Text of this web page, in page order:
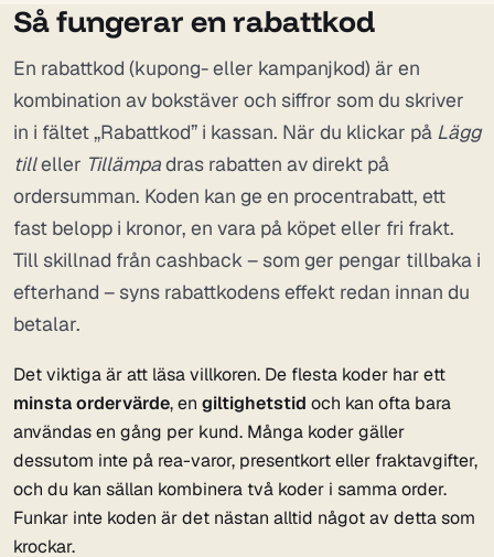
Så fungerar en rabattkod
En rabattkod (kupong- eller kampanjkod) är en
kombination av bokstäver och siffror som du skriver
in i fältet „Rabattkod” i kassan. När du klickar på Lägg
tilleller Tillämpadras rabatten av direkt på
ordersumman. Koden kan ge en procentrabatt, ett
fast belopp i kronor, en vara på köpet eller fri frakt.
Till skillnad från cashback – som ger pengar tillbaka i
efterhand – syns rabattkodens effekt redan innan du
betalar.
Det viktiga är att läsa villkoren. De flesta koder har ett
minsta ordervärde, en giltighetstid och kan ofta bara
användas en gång per kund. Många koder gäller
dessutom inte på rea-varor, presentkort eller fraktavgifter,
och du kan sällan kombinera två koder i samma order.
Funkar inte koden är det nästan alltid något av detta som
krockar.